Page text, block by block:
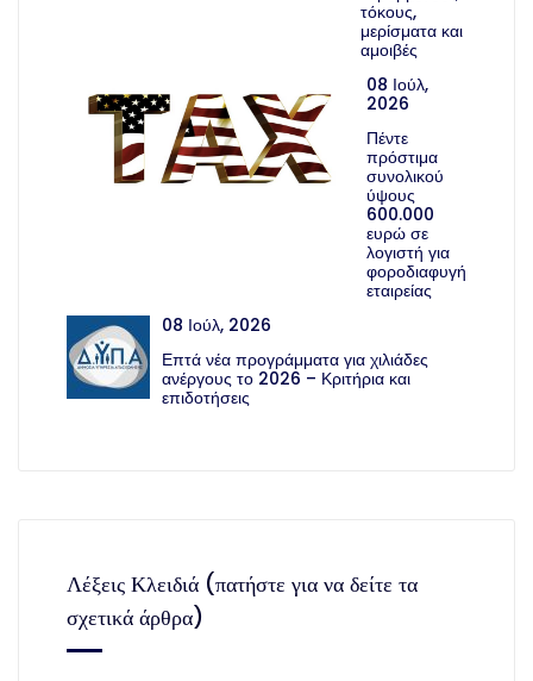
τόκους,
μερίσματα και
αμοιβές
08 Ιούλ,
2026
Πέντε
πρόστιμα
συνολικού
ύψους
600.000
ευρώ σε
λογιστή για
φοροδιαφυγή
εταιρείας
08 Ιούλ, 2026
Επτά νέα προγράμματα για χιλιάδες
ανέργους το 2026 – Κριτήρια και
επιδοτήσεις
Λέξεις Κλειδιά (πατήστε για να δείτε τα
σχετικά άρθρα)